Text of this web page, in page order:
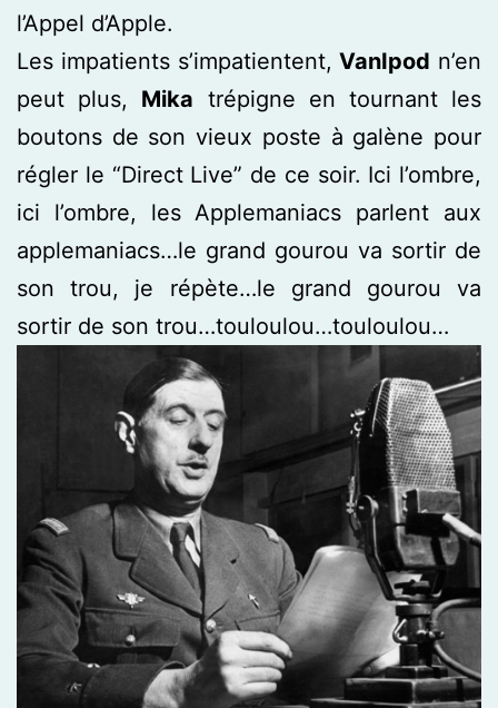
l’Appel d’Apple.
Les impatients s’impatientent,VanIpod n’en
peut plus, Mika trépigne en tournant les
boutons de son vieux poste à galène pour
régler le “Direct Live” de ce soir. Ici l’ombre,
ici l’ombre, les Applemaniacs parlent aux
applemaniacs…le grand gourou va sortir de
son trou, je répète…le grand gourou va
sortir de son trou…touloulou…touloulou…